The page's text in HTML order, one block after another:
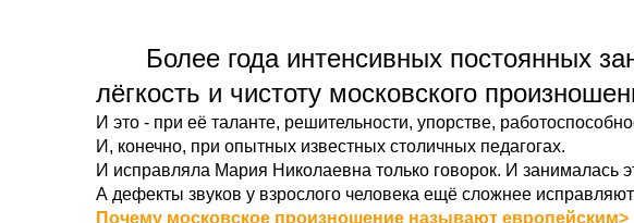
Более года интенсивных постоянных
лёгкость и чистоту московского
И это - при её таланте, решительности, упорстве,
И, конечно, при опытных известных столичных педагогах.
И исправляла Мария Николаевна только говорок. И занималась
А дефекты звуков у взрослого человека ещё сложнее
Почему московское произношение называют европейским>